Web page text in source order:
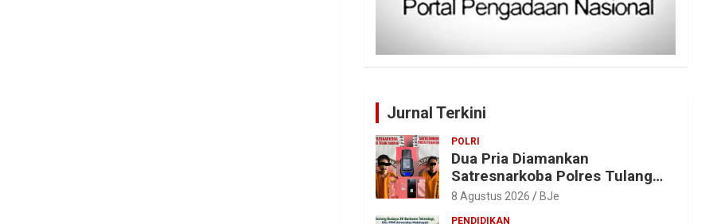
Jurnal Terkini
POLRI
Dua Pria Diamankan
Satresnarkoba Polres Tulang
Bawang, Sabu 0,85 Gram dan
8 Agustus 2026 BJe
PENDIDIKAN